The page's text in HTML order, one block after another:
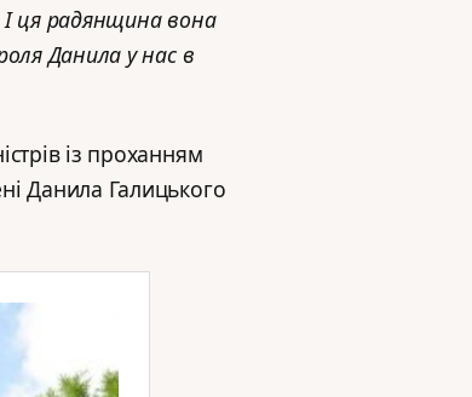
І ця радянщина вона
Данила у нас в
із проханням
Данила Галицького